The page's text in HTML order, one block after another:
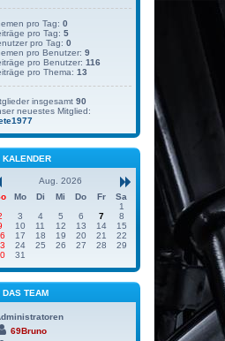
pro Tag: 0
pro Tag: 5
pro Tag: 0
pro Benutzer: 9
pro Benutzer: 116
pro Thema: 13
insgesamt 90
neuestes Mitglied:
KALENDER
Aug. 2026
Mo Di Mi Do Fr
Sa
1
3 4 5 6 7
8
10 11 12 13 14
15
17 18 19 20 21
22
24 25 26 27 28
29
31
DAS TEAM
69Bruno